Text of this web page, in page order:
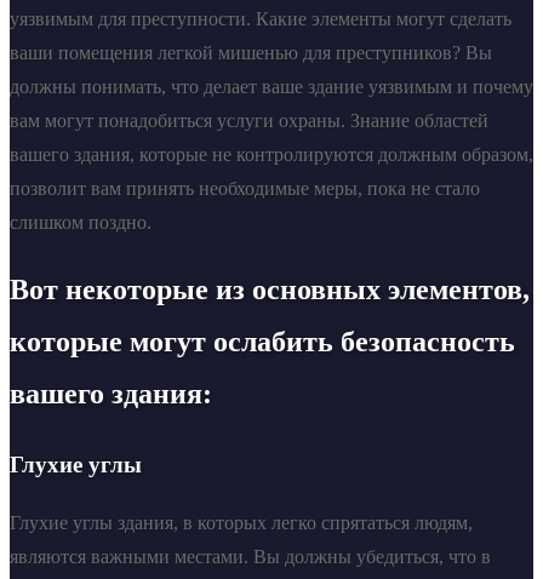
уязвимым для преступности. Какие элементы могут сделать
ваши помещения легкой мишенью для преступников? Вы
должны понимать, что делает ваше здание уязвимым и почему
вам могут понадобиться услуги охраны. Знание областей
вашего здания, которые не контролируются должным образом,
позволит вам принять необходимые меры, пока не стало
слишком поздно.
Вот некоторые из основных элементов,
которые могут ослабить безопасность
вашего здания:
Глухие углы
Глухие углы здания, в которых легко спрятаться людям,
являются важными местами. Вы должны убедиться, что в